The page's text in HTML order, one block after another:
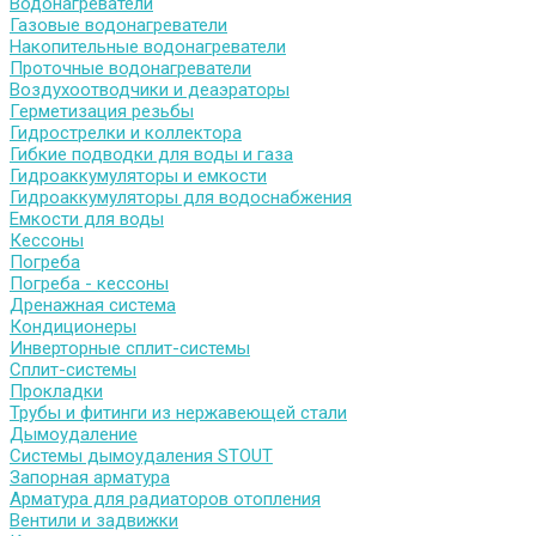
Газовые водонагреватели
Накопительные водонагреватели
Проточные водонагреватели
Воздухоотводчики и деаэраторы
Герметизация резьбы
Гидрострелки и коллектора
Гибкие подводки для воды и газа
Гидроаккумуляторы и емкости
Гидроаккумуляторы для водоснабжения
Емкости для воды
Кессоны
Погреба
Погреба - кессоны
Дренажная система
Кондиционеры
Инверторные сплит-системы
Сплит-системы
Прокладки
Трубы и фитинги из нержавеющей стали
Дымоудаление
Системы дымоудаления STOUT
Запорная арматура
Арматура для радиаторов отопления
Вентили и задвижки